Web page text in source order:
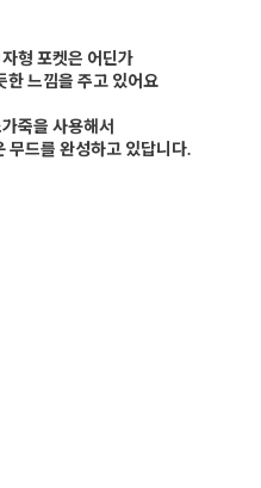
형 포켓은 어딘가
한 느낌을 주고 있어요
죽을 사용해서
무드를 완성하고 있답니다.